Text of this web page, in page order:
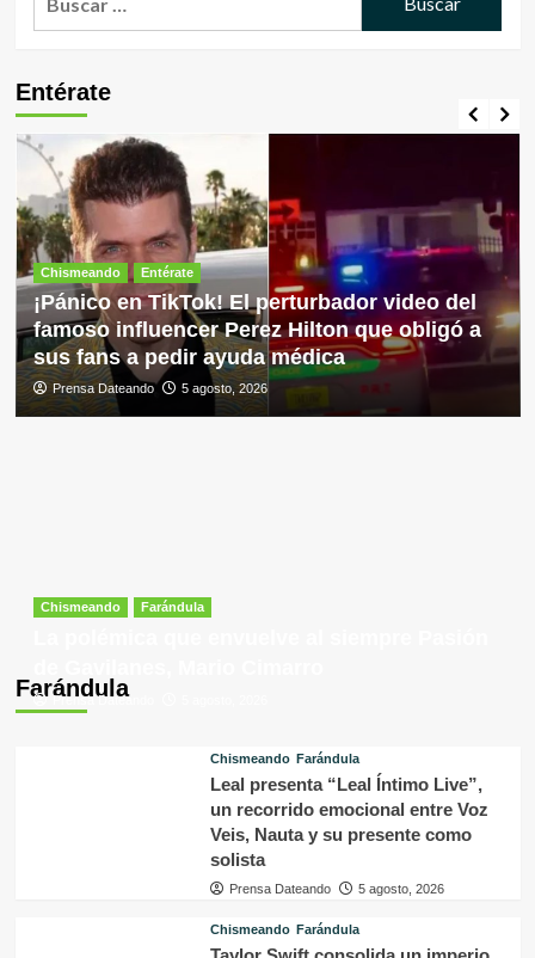
Entérate
Chismeando Entérate
¡Pánico en TikTok! El perturbador video del
famoso influencer Perez Hilton que obligó a
sus fans a pedir ayuda médica
Prensa Dateando 5 agosto, 2026
Farándula
Chismeando Farándula
Prensa Dateando
Chismeando Farándula
Leal presenta “Leal Íntimo Live”,
un recorrido emocional entre Voz
Veis, Nauta y su presente como
solista
Prensa Dateando 5 agosto, 2026
Chismeando Farándula